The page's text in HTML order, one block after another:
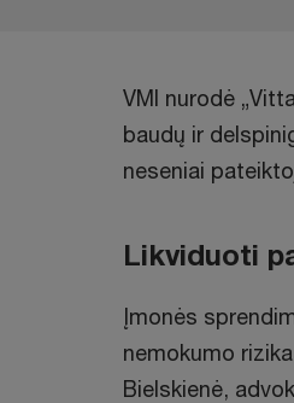
VMI nurodė
baudų ir
neseniai
Likviduoti
Įmonės
nemokumo
Bielskienė,